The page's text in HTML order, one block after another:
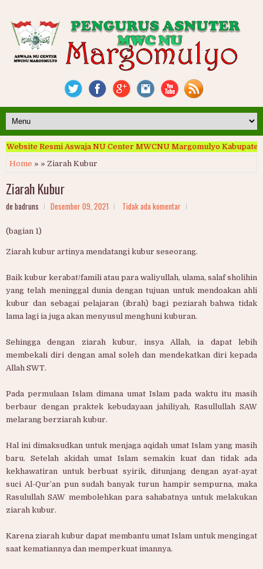
Resmi Aswaja NU Center MWCNU Margomulyo Kabupaten
Home » » Ziarah Kubur
Ziarah Kubur
de badruns Desember 09, 2021 Tidak ada komentar
(bagian 1)
Ziarah kubur artinya mendatangi kubur seseorang.
Baik kubur kerabat/famili atau para waliyullah, ulama, salaf sholihin
yang telah meninggal dunia dengan tujuan untuk mendoakan ahli
kubur dan sebagai pelajaran (ibrah) bagi peziarah bahwa tidak
lama lagi ia juga akan menyusul menghuni kuburan.
Sehingga dengan ziarah kubur, insya Allah, ia dapat lebih
membekali diri dengan amal soleh dan mendekatkan diri kepada
Allah SWT.
Pada permulaan Islam dimana umat Islam pada waktu itu masih
berbaur dengan praktek kebudayaan jahiliyah, Rasullullah SAW
melarang berziarah kubur.
Hal ini dimaksudkan untuk menjaga aqidah umat Islam yang masih
baru. Setelah akidah umat Islam semakin kuat dan tidak ada
kekhawatiran untuk berbuat syirik, ditunjang dengan ayat-ayat
suci Al-Qur’an pun sudah banyak turun hampir sempurna, maka
Rasulullah SAW membolehkan para sahabatnya untuk melakukan
ziarah kubur.
Karena ziarah kubur dapat membantu umat Islam untuk mengingat
saat kematiannya dan memperkuat imannya.